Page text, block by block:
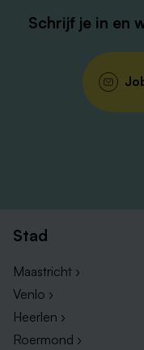
Heb je behoefte
die mooie reis naar
jouw reguliere
verlofuren kopen.
Dit krijg jij van
Een brutosalaris
bij een fulltime
Een
8 % vakantiegeld
Een
Schrijf je in en
Stad
Maastricht ›
Venlo ›
Heerlen ›
Roermond ›